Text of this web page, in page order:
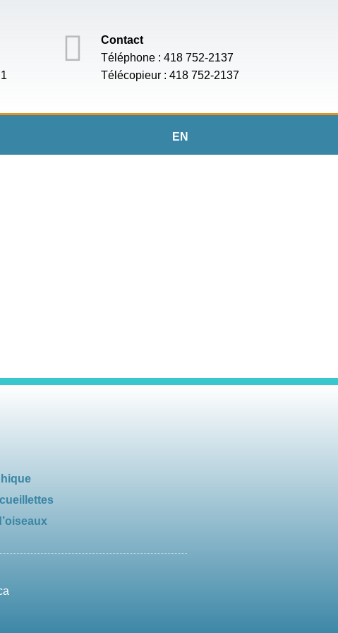
Contact
Téléphone : 418 752-2137
Télécopieur : 418 752-2137
EN